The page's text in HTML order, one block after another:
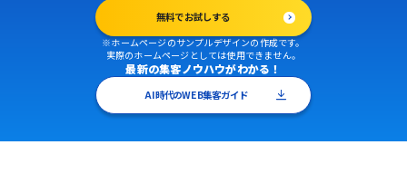
無料でお試しする
※ホームページのサンプルデザインの作成です。
実際のホームページとしては使用できません。
最新の集客ノウハウがわかる！
AI時代のWEB集客ガイド